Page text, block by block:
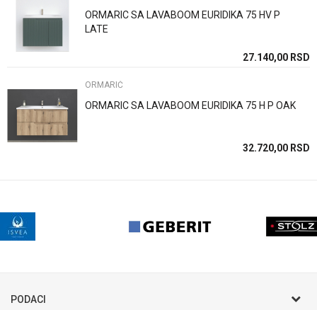
ORMARIC SA LAVABOOM EURIDIKA 75 HV P
LATE
27.140,00 RSD
ORMARIĆ
ORMARIC SA LAVABOOM EURIDIKA 75 H P OAK
32.720,00 RSD
PODACI